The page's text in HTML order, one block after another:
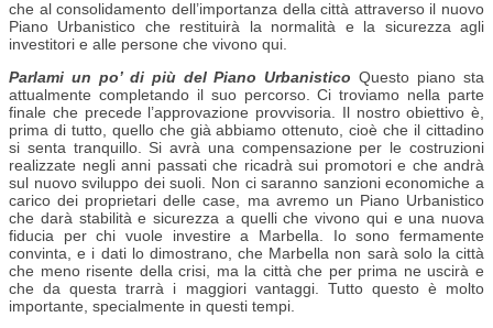
che al consolidamento dell’importanza della città attraverso il nuovo
Piano Urbanistico che restituirà la normalità e la sicurezza agli
investitori e alle persone che vivono qui.
Parlami un po’ di più del Piano UrbanisticoQuesto piano sta
attualmente completando il suo percorso. Ci troviamo nella parte
finale che precede l’approvazione provvisoria. Il nostro obiettivo è,
prima di tutto, quello che già abbiamo ottenuto, cioè che il cittadino
si senta tranquillo. Si avrà una compensazione per le costruzioni
realizzate negli anni passati che ricadrà sui promotori e che andrà
sul nuovo sviluppo dei suoli. Non ci saranno sanzioni economiche a
carico dei proprietari delle case, ma avremo un Piano Urbanistico
che darà stabilità e sicurezza a quelli che vivono qui e una nuova
fiducia per chi vuole investire a Marbella. Io sono fermamente
convinta, e i dati lo dimostrano, che Marbella non sarà solo la città
che meno risente della crisi, ma la città che per prima ne uscirà e
che da questa trarrà i maggiori vantaggi. Tutto questo è molto
importante, specialmente in questi tempi.